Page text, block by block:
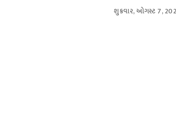
શુક્રવાર, ઓગસ્ટ 7,